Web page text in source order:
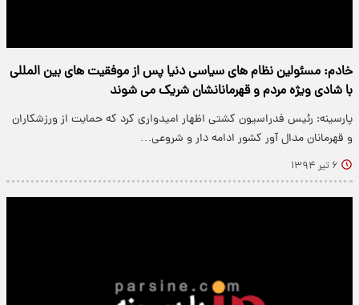
خادم: مسئولین نظام های سیاسی دنیا پس از موفقیت های بین المللی
با شادی ویژه مردم و قهرمانانشان شریک می شوند
پارسینه: رئیس فدراسیون کشتی اظهار امیدواری کرد که حمایت از ورزشکاران
و قهرمانان مدال آور کشور ادامه دار و شروعی…
۶ تیر ۱۳۹۴